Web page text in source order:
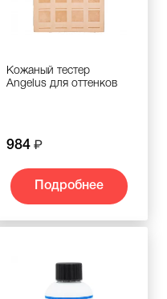
Кожаный тестер
Angelus для оттенков
984
Подробнее